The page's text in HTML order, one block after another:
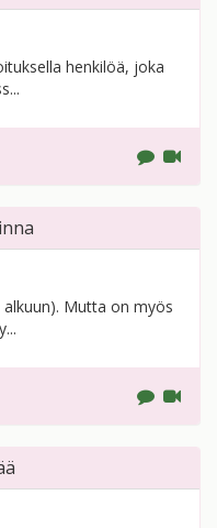
henkilöä, joka
Mutta on myös